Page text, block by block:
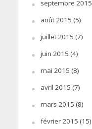
septembre 2015
août 2015 (5)
juillet 2015 (7)
juin 2015 (4)
mai 2015 (8)
avril 2015 (7)
mars 2015 (8)
février 2015 (15)